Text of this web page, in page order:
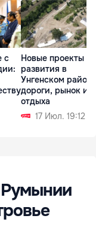
с
Новые проекты
развития в
Унгенском
дороги, рынок и
отдыха
17 Июл. 19:12